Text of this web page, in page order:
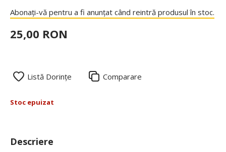
Abonați-vă pentru a fi anunțat când reintră produsul în stoc.
25,00 RON
Listă Dorințe Comparare
Stoc epuizat
Descriere